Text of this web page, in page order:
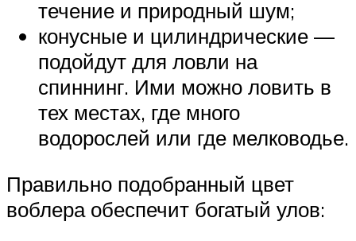
течение и природный шум;
конусные и цилиндрические —
подойдут для ловли на
спиннинг. Ими можно ловить в
тех местах, где много
водорослей или где мелководье.
Правильно подобранный цвет
воблера обеспечит богатый улов: